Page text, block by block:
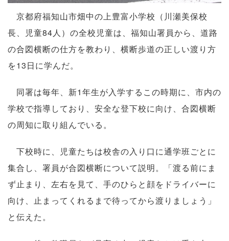
京都府福知山市畑中の上豊富小学校（川瀬美保校
長、児童84人）の全校児童は、福知山署員から、道路
の合図横断の仕方を教わり、横断歩道の正しい渡り方
を13日に学んだ。
同署は毎年、新1年生が入学するこの時期に、市内の
学校で指導しており、安全な登下校に向け、合図横断
の周知に取り組んでいる。
下校時に、児童たちは校舎の入り口に通学班ごとに
集合し、署員が合図横断について説明。「渡る前にま
ず止まり、左右を見て、手のひらと顔をドライバーに
向け、止まってくれるまで待ってから渡りましょう」
と伝えた。